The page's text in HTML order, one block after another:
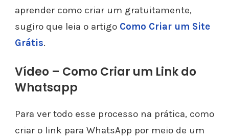
aprender como criar um gratuitamente,
sugiro que leia o artigo Como Criar um Site
Grátis.
Vídeo – Como Criar um Link do
Whatsapp
Para ver todo esse processo na prática, como
criar o link para WhatsApp por meio de um